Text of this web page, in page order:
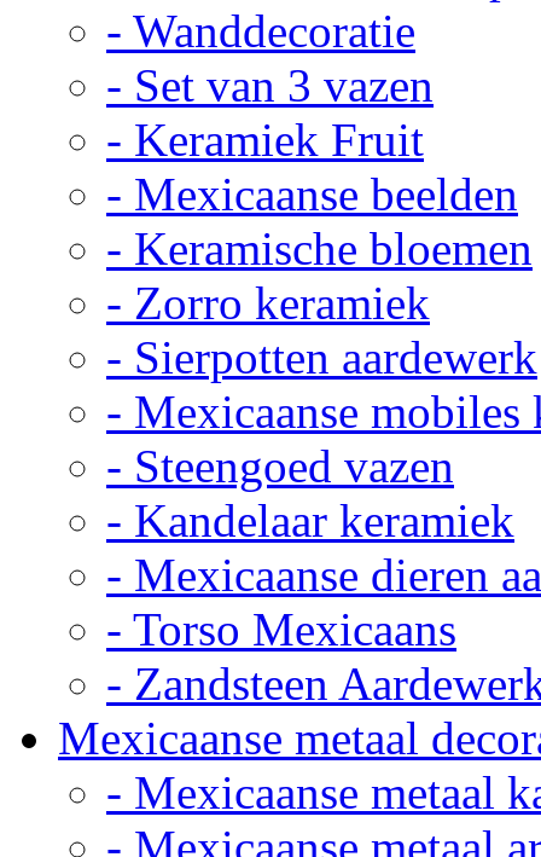
- Wanddecoratie
- Set van 3 vazen
- Keramiek Fruit
- Mexicaanse beelden
- Keramische bloemen
- Zorro keramiek
- Sierpotten aardewerk
- Mexicaanse mobiles
- Steengoed vazen
- Kandelaar keramiek
- Mexicaanse dieren
- Torso Mexicaans
- Zandsteen
Mexicaanse metaal
- Mexicaanse metaal
- Mexicaanse metaal